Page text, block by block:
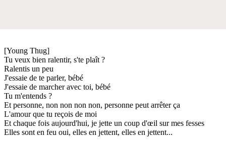
[Young Thug]
Tu veux bien ralentir, s'te plaît ?
Ralentis un peu
J'essaie de te parler, bébé
J'essaie de marcher avec toi, bébé
Tu m'entends ?
Et personne, non non non non, personne peut arrêter ça
L'amour que tu reçois de moi
Et chaque fois aujourd'hui, je jette un coup d'œil sur mes fesses
Elles sont en feu oui, elles en jettent, elles en jettent...